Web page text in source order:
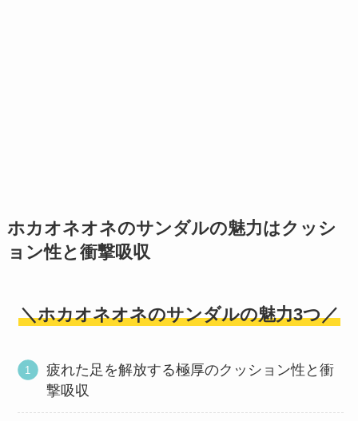
ホカオネオネのサンダルの魅力はクッシ
ョン性と衝撃吸収
＼ホカオネオネのサンダルの魅力3つ／
疲れた足を解放する極厚のクッション性と衝
撃吸収